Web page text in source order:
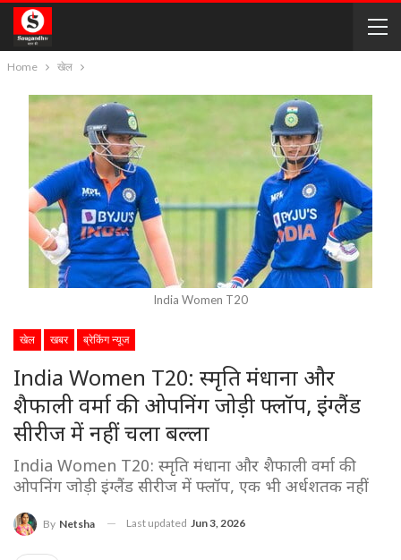
Home खेल
India Women T20
खेल खबर ब्रेकिंग न्यूज
India Women T20: स्मृति मंधाना और
शैफाली वर्मा की ओपनिंग जोड़ी फ्लॉप, इंग्लैंड
सीरीज में नहीं चला बल्ला
India Women T20: स्मृति मंधाना और शैफाली वर्मा की
ओपनिंग जोड़ी इंग्लैंड सीरीज में फ्लॉप, एक भी अर्धशतक नहीं
By Netsha Last updated Jun 3, 2026